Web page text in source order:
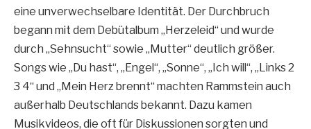
eine unverwechselbare Identität. Der Durchbruch
begann mit dem Debütalbum „Herzeleid“ und wurde
durch „Sehnsucht“ sowie „Mutter“ deutlich größer.
Songs wie „Du hast“, „Engel“, „Sonne“, „Ich will“, „Links 2
3 4“ und „Mein Herz brennt“ machten Rammstein auch
außerhalb Deutschlands bekannt. Dazu kamen
Musikvideos, die oft für Diskussionen sorgten und